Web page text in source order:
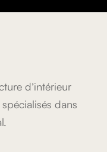
d’intérieur
dans